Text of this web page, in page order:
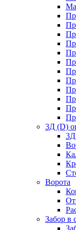
3Д (D)
3Д
Ворота
Забор в